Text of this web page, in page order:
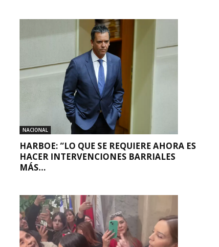
NACIONAL
HARBOE: “LO QUE SE REQUIERE AHORA ES
HACER INTERVENCIONES BARRIALES
MÁS...